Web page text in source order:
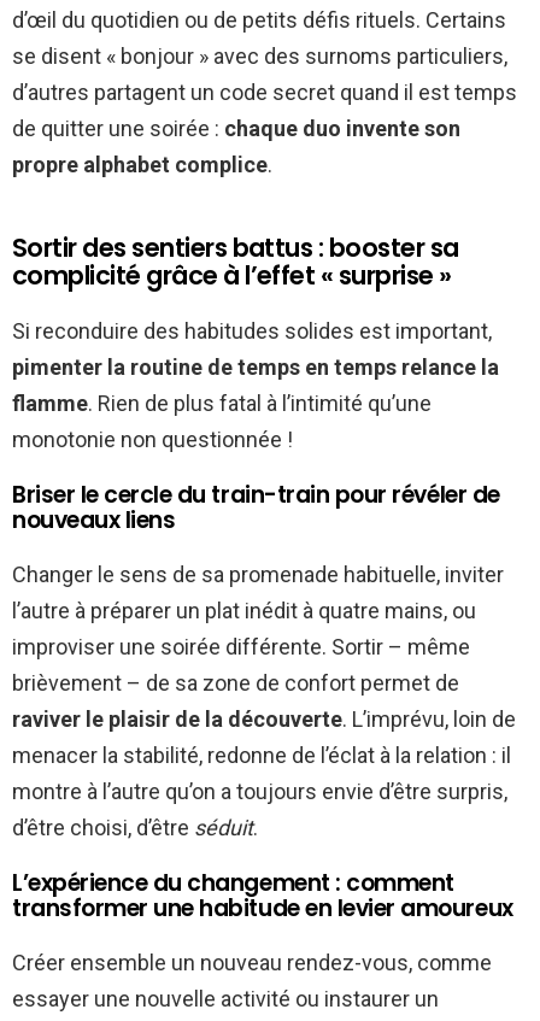
d’œil du quotidien ou de petits défis rituels. Certains
se disent « bonjour » avec des surnoms particuliers,
d’autres partagent un code secret quand il est temps
de quitter une soirée : chaque duo invente son
propre alphabet complice.
Sortir des sentiers battus : booster sa
complicité grâce à l’effet « surprise »
Si reconduire des habitudes solides est important,
pimenter la routine de temps en temps relance la
flamme. Rien de plus fatal à l’intimité qu’une
monotonie non questionnée !
Briser le cercle du train-train pour révéler de
nouveaux liens
Changer le sens de sa promenade habituelle, inviter
l’autre à préparer un plat inédit à quatre mains, ou
improviser une soirée différente. Sortir – même
brièvement – de sa zone de confort permet de
raviver le plaisir de la découverte. L’imprévu, loin de
menacer la stabilité, redonne de l’éclat à la relation : il
montre à l’autre qu’on a toujours envie d’être surpris,
d’être choisi, d’être séduit.
L’expérience du changement : comment
transformer une habitude en levier amoureux
Créer ensemble un nouveau rendez-vous, comme
essayer une nouvelle activité ou instaurer un